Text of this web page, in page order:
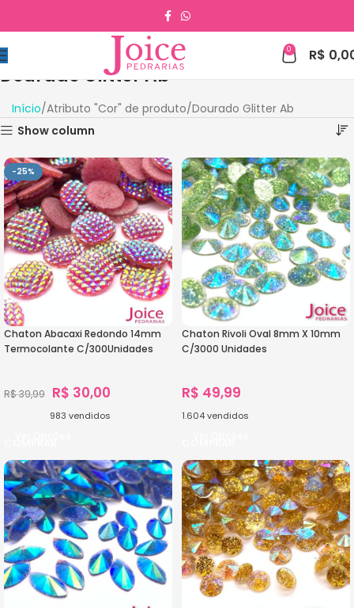
0 R$
Dourado Glitter Ab
Início Atributo "Cor" de produto Dourado Glitter Ab
Show column
-25%
Chaton Abacaxi Redondo 14mm
Termocolante C/300Unidades
R$39,99 R$ 30,00
983 vendidos
Chaton Rivoli Oval 8mm X 10mm
C/3000 Unidades
R$ 49,99
1.604vendidos